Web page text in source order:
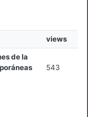
views
de la
543